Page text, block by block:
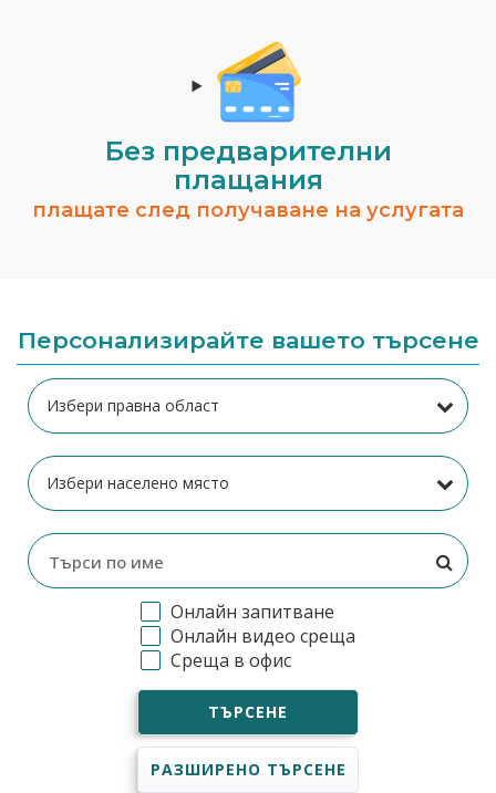
Без предварителни
плащания
плащате след получаване на услугата
Персонализирайте вашето търсене
Онлайн запитване
Онлайн видео среща
Среща в офис
ТЪРСЕНЕ
РАЗШИРЕНО ТЪРСЕНЕ